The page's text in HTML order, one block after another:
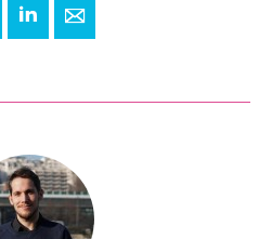
PinterestLinkedInE-mail